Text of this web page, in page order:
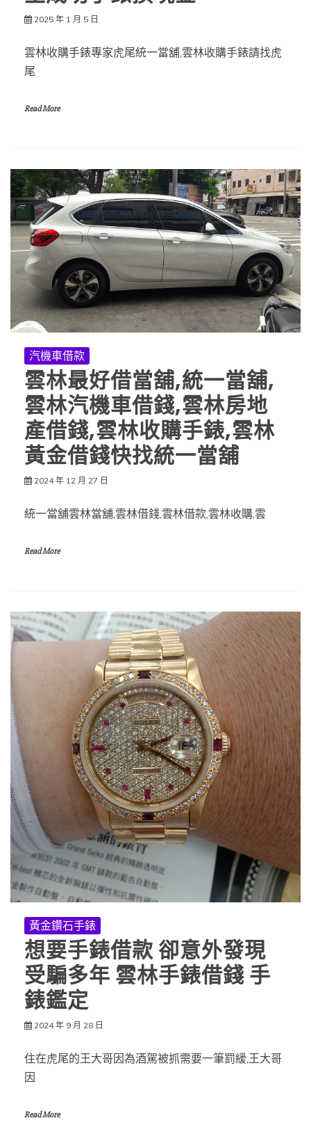
2025 年 1 月 5 日
雲林收購手錶專家虎尾統一當舖,雲林收購手錶請找虎
尾
Read More
汽機車借款
雲林最好借當舖,統一當舖,
雲林汽機車借錢,雲林房地
產借錢,雲林收購手錶,雲林
黃金借錢快找統一當舖
2024 年 12 月 27 日
統一當舖雲林當舖,雲林借錢,雲林借款,雲林收購,雲
Read More
黃金鑽石手錶
想要手錶借款 卻意外發現
受騙多年 雲林手錶借錢 手
錶鑑定
2024 年 9 月 28 日
住在虎尾的王大哥因為酒駕被抓需要一筆罰緩,王大哥
因
Read More